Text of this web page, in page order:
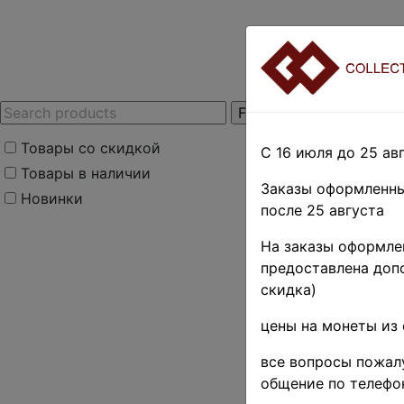
Товары со скидкой
Товары в наличии
Новинки
Home Stamps
Сент-Винсент
Поиск в категории
Поиск в
Выберите файл
С 16 июля до 25
Заказы
после 25 августа
На заказы
предоставлена
скидка)
цены на монеты из
все вопросы
общение по